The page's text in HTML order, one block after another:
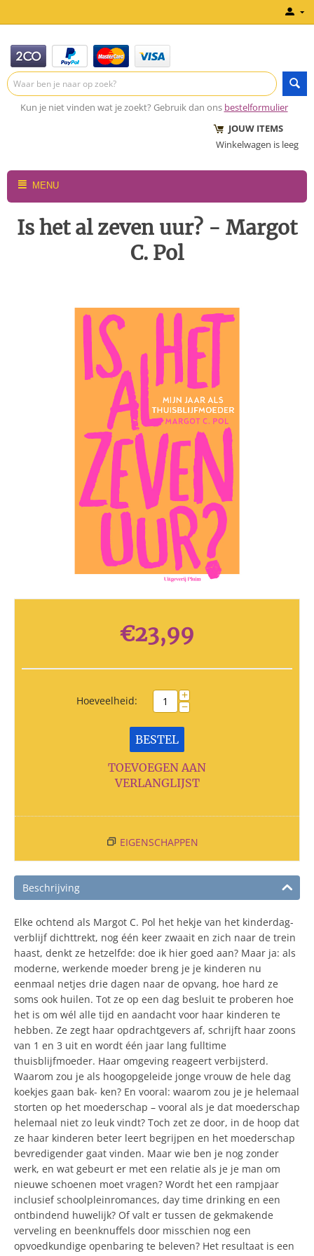
Kun je niet vinden wat je zoekt? Gebruik dan ons bestelformulier
JOUW ITEMS
Winkelwagen is leeg
MENU
Is het al zeven uur? - Margot
C. Pol
€23,99
Hoeveelheid: +
−
BESTEL
TOEVOEGEN AAN
VERLANGLIJST
EIGENSCHAPPEN
Beschrijving
Elke ochtend als Margot C. Pol het hekje van het kinderdag-
verblijf dichttrekt, nog één keer zwaait en zich naar de trein
haast, denkt ze hetzelfde: doe ik hier goed aan? Maar ja: als
moderne, werkende moeder breng je je kinderen nu
eenmaal netjes drie dagen naar de opvang, hoe hard ze
soms ook huilen. Tot ze op een dag besluit te proberen hoe
het is om wél alle tijd en aandacht voor haar kinderen te
hebben. Ze zegt haar opdrachtgevers af, schrijft haar zoons
van 1 en 3 uit en wordt één jaar lang fulltime
thuisblijfmoeder. Haar omgeving reageert verbijsterd.
Waarom zou je als hoogopgeleide jonge vrouw de hele dag
koekjes gaan bak- ken? En vooral: waarom zou je je helemaal
storten op het moederschap – vooral als je dat moederschap
helemaal niet zo leuk vindt? Toch zet ze door, in de hoop dat
ze haar kinderen beter leert begrijpen en het moederschap
bevredigender gaat vinden. Maar wie ben je nog zonder
werk, en wat gebeurt er met een relatie als je je man om
nieuwe schoenen moet vragen? Wordt het een rampjaar
inclusief schoolpleinromances, day time drinking en een
ontbindend huwelijk? Of valt er tussen de gekmakende
verveling en beenknuffels door misschien nog een
opvoedkundige openbaring te beleven? Het resultaat is een